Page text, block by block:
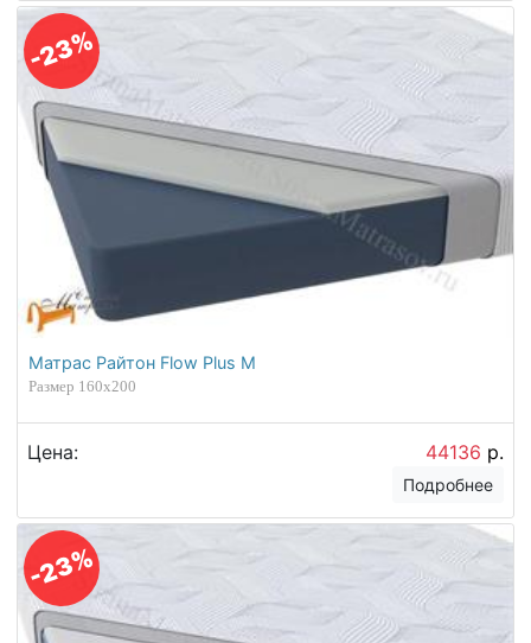
-23%
Матрас Райтон Flow Plus M
Размер 160х200
Цена: 44136 р.
Подробнее
-23%